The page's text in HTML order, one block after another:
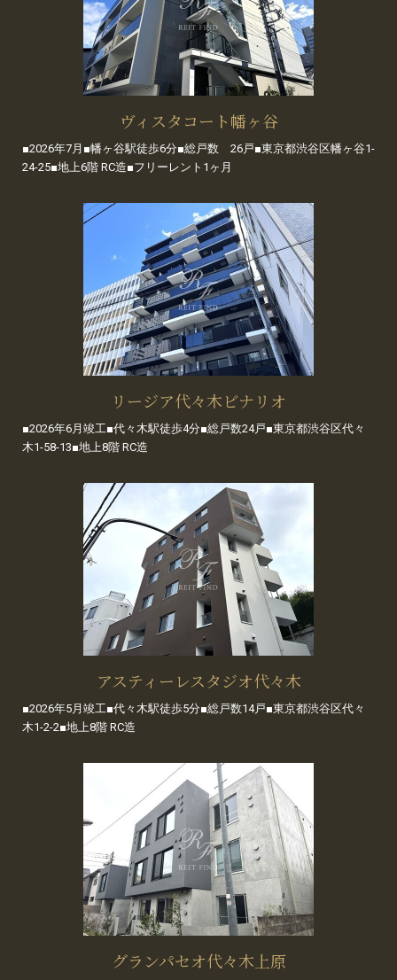
ヴィスタコート幡ヶ谷
■2026年7月■幡ヶ谷駅徒歩6分■総戸数 26戸■東京都渋谷区幡ヶ谷1-
24-25■地上6階 RC造■フリーレント1ヶ月
リージア代々木ビナリオ
■2026年6月竣工■代々木駅徒歩4分■総戸数24戸■東京都渋谷区代々
木1-58-13■地上8階 RC造
アスティーレスタジオ代々木
■2026年5月竣工■代々木駅徒歩5分■総戸数14戸■東京都渋谷区代々
木1-2-2■地上8階 RC造
グランパセオ代々木上原